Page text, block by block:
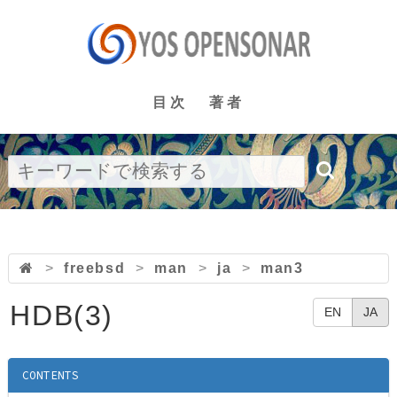
目次 著者
> freebsd > man > ja > man3
EN JA
HDB(3)
CONTENTS